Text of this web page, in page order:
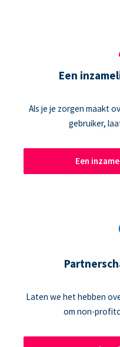
Een
Als je je zorgen maakt
gebruiker,
Een
Laten we het hebben
om non-